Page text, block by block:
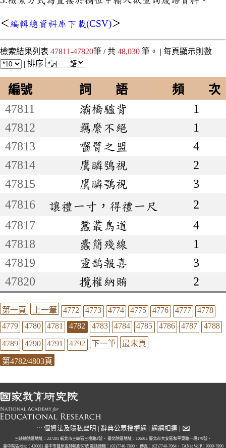
＜編輯總資料庫下載(CSV)＞
檢索結果列表 47811-47820筆 / 共 48,030 筆。 | 每頁顯示則數
| 排序
編號 詞 語
頻 次
47811
灞橋驢背
1
47812
羈縻不絕
1
47813
囓臂之盟
4
47814
鷹瞵鴞視
2
47815
鷹瞵鶚視
3
47816
讓禮一寸，得禮一尺
2
47817
蠶叢鳥道
4
47818
蠹簡殘線
1
47819
靈鵲報喜
3
47820
攬權納賄 2
第一頁 上一筆 4772 4773 4774 4775 4776 4777
4778
4779
4780 4781 4782 4783 4784 4785 4786 4787 4788
4789 4790 4791 4792 下一筆 最末頁
第4782/4803頁
::: 個資法及隱私聲明 辭典公眾授權網 網網相連 ✉
三峽總院區地址：237201 新北市三峽區三樹路2號、 臺北院區地址：106011 臺北市大安區和平東路一段179號、
臺中院區地址：420081 臺中市豐原區師範街67號 電話總機：(02)7740-7890、 傳真：(02)7740-7064、 TANet VoIP：9009-7890